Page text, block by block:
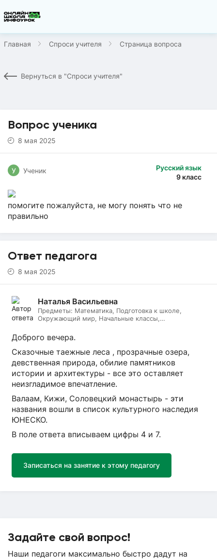
Главная Спроси учителя Страница вопроса
Вернуться в "Спроси учителя"
Вопрос ученика
8 мая 2025
Русский язык
9 класс
У Ученик
помогите пожалуйста, не могу понять что не
правильно
Ответ педагога
8 мая 2025
Наталья Васильевна
Предметы: Математика, Подготовка к школе,
Окружающий мир, Начальные классы,
Доброго вечера.
Сказочные таежные леса , прозрачные озера,
девственная природа, обилие памятников
истории и архитектуры - все это оставляет
неизгладимое впечатление.
Валаам, Кижи, Соловецкий монастырь - эти
названия вошли в список культурного наследия
ЮНЕСКО.
В поле ответа вписываем цифры 4 и 7.
Записаться на занятие к этому педагогу
Задайте свой вопрос!
Наши педагоги максимально быстро дадут на